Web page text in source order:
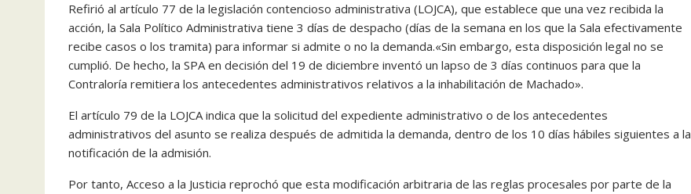
Refirió al artículo 77 de la legislación contencioso administrativa (LOJCA), que establece que una vez recibida la
acción, la Sala Político Administrativa tiene 3 días de despacho (días de la semana en los que la Sala efectivamente
recibe casos o los tramita) para informar si admite o no la demanda.«Sin embargo, esta disposición legal no se
cumplió. De hecho, la SPA en decisión del 19 de diciembre inventó un lapso de 3 días continuos para que la
Contraloría remitiera los antecedentes administrativos relativos a la inhabilitación de Machado».
El artículo 79 de la LOJCA indica que la solicitud del expediente administrativo o de los antecedentes
administrativos del asunto se realiza después de admitida la demanda, dentro de los 10 días hábiles siguientes a la
notificación de la admisión.
Por tanto, Acceso a la Justicia reprochó que esta modificación arbitraria de las reglas procesales por parte de la